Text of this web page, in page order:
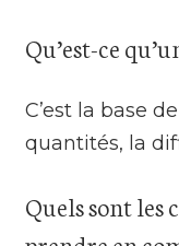
Qu’est-ce
C’est la base
quantités, la
Quels sont